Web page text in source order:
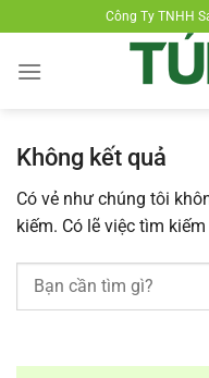
đến
nội
Công Ty TNHH
Không kết quả
Có vẻ như chúng tôi
kiếm. Có lẽ việc tìm